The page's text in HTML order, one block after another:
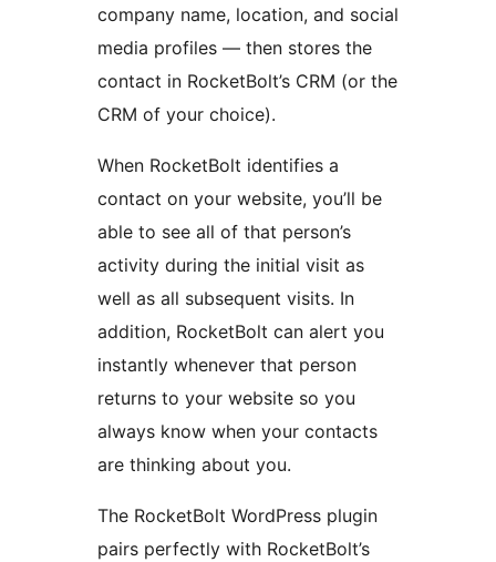
company name, location, and social
media profiles — then stores the
contact in RocketBolt’s CRM (or the
CRM of your choice).
When RocketBolt identifies a
contact on your website, you’ll be
able to see all of that person’s
activity during the initial visit as
well as all subsequent visits. In
addition, RocketBolt can alert you
instantly whenever that person
returns to your website so you
always know when your contacts
are thinking about you.
The RocketBolt WordPress plugin
pairs perfectly with RocketBolt’s